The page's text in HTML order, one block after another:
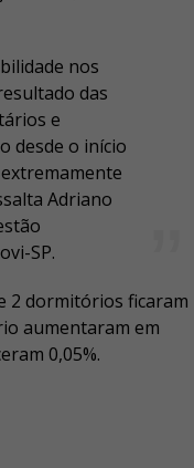
nos
das
e
desde o início
Adriano
SP.
2 dormitórios ficaram
aumentaram em
0,05%.